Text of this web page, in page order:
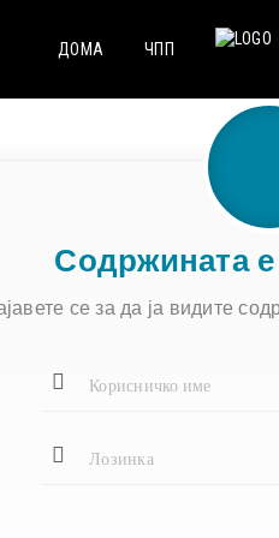
ДОМА ЧПП
Содржината
се за да ја видите